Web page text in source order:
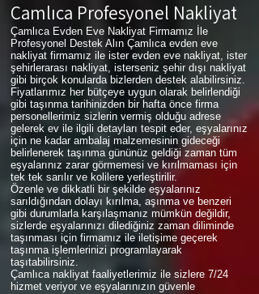
Çamlıca Profesyonel Nakliyat
Çamlıca Evden Eve Nakliyat Firmamız İle
Profesyonel Destek Alın Çamlıca evden eve
nakliyat firmamız ile ister evden eve nakliyat, ister
şehirlerarası nakliyat, isterseniz şehir dışı nakliyat
gibi birçok konularda bizlerden destek alabilirsiniz.
Fiyatlarımız her bütçeye uygun olarak belirlendiği
gibi taşınma tarihinizden bir hafta önce firma
personellerimiz sizlerin vermiş olduğu adrese
gelerek ev ile ilgili detayları tespit eder, eşyalarınız
için ne kadar ambalaj malzemesinin gideceği
belirlenerek taşınma gününüz geldiği zaman tüm
eşyalarınız zarar görmemesi ve kırılmaması için
tek tek sarılır ve kolilere yerleştirilir.
Özenle ve dikkatli bir şekilde eşyalarınız
sarıldığından dolayı kırılma, aşınma ve benzeri
gibi durumlarla karşılaşmanız mümkün değildir,
sizlerde eşyalarınızı dilediğiniz zaman diliminde
taşınması için firmamız ile iletişime geçerek
taşınma işlemlerinizi programlayarak
taşıtabilirsiniz.
Çamlıca nakliyat faaliyetlerimiz ile sizlere 7/24
hizmet veriyor ve eşyalarınızın güvenle